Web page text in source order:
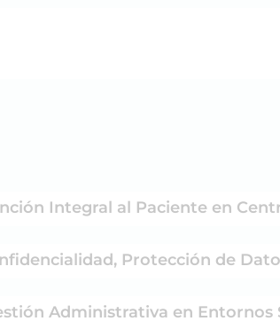
Integral al Paciente en
Protección de
Administrativa en Entornos